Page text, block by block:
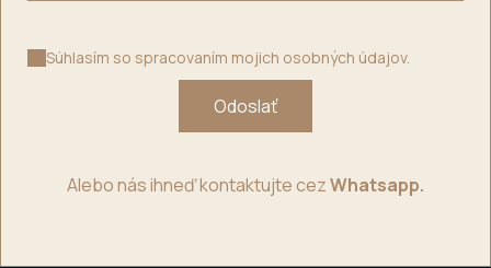
Súhlasím so spracovaním mojich osobných údajov.
Odoslať
Alebo nás ihneď kontaktujte cezWhatsapp.